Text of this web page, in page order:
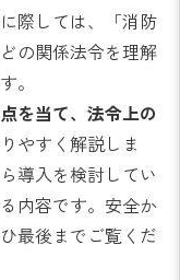
際しては、「消防
の関係法令を理解
。
を当て、法令上の
やすく解説しま
導入を検討してい
内容です。安全か
最後までご覧くだ